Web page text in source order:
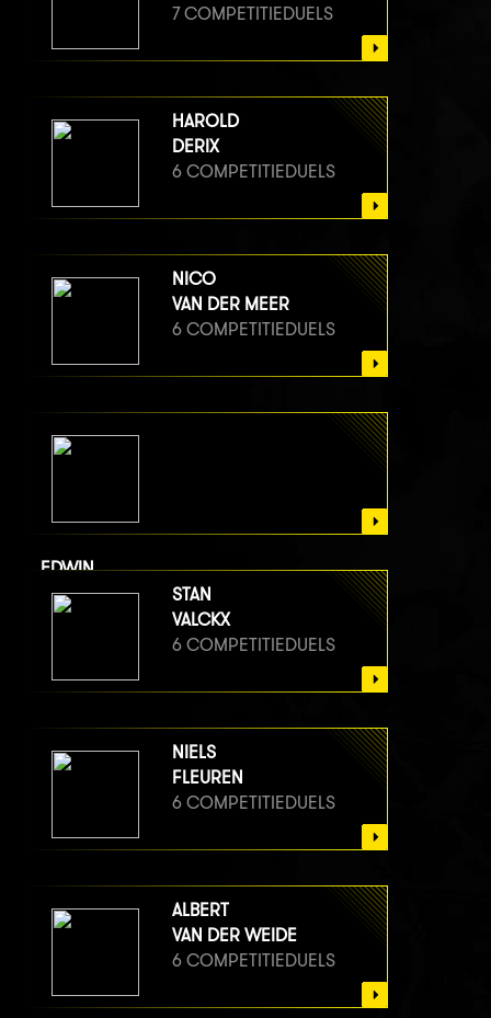
7 COMPETITIEDUELS
HAROLD
DERIX
6 COMPETITIEDUELS
NICO
VAN DER MEER
6 COMPETITIEDUELS
EDWIN
VAN BERGE HENEGOUWEN
6 COMPETITIEDUELS
STAN
VALCKX
6 COMPETITIEDUELS
NIELS
FLEUREN
6 COMPETITIEDUELS
ALBERT
VAN DER WEIDE
6 COMPETITIEDUELS